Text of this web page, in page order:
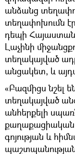
անձանց
տեղափոխումն
դեպի
Լաչինի
տեղակայված
անցակետ, և
«Բազմիցս նշել
տեղակայված
անհերքելի
քաղաքացիական
գոյության և